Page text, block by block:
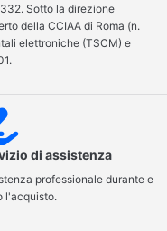
Sotto la direzione
della CCIAA di Roma (n.
elettroniche (TSCM) e
di assistenza
professionale durante e
l'acquisto.